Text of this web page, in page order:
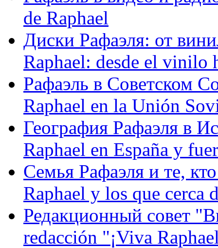
de Raphael
Диски Рафаэля: от
Raphael: desde el vinilo
Рафаэль в Советском
Raphael en la Unión
География Рафаэля в
Raphael en España y
Семья Рафаэля и те,
Raphael y los que cerca
Редакционный совет
redacción "¡Viva